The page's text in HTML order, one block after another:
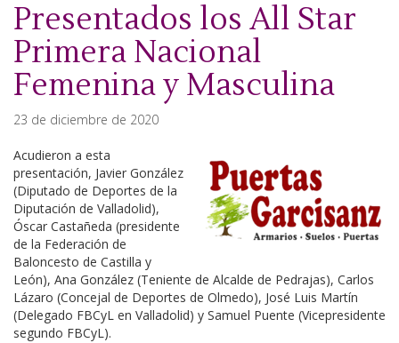
Presentados los All Star
Primera Nacional
Femenina y Masculina
23 de diciembre de 2020
Acudieron a esta
presentación, Javier González
(Diputado de Deportes de la
Diputación de Valladolid),
Óscar Castañeda (presidente
de la Federación de
Baloncesto de Castilla y
León), Ana González (Teniente de Alcalde de Pedrajas), Carlos
Lázaro (Concejal de Deportes de Olmedo), José Luis Martín
(Delegado FBCyL en Valladolid) y Samuel Puente (Vicepresidente
segundo FBCyL).